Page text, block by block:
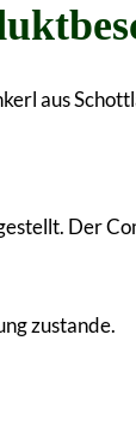
aus
Der
zustande.